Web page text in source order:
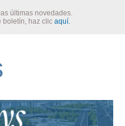
últimas novedades.
boletín, haz clic aquí.